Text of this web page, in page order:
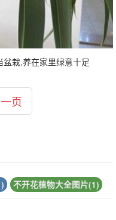
栽,养在家里绿意十足
页
不开花植物大全图片(1)